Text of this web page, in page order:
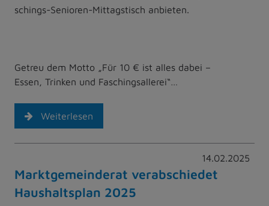
schings-Senioren-Mittagstisch anbieten.
Getreu dem Motto „Für 10 € ist alles dabei –
Essen, Trinken und Faschingsallerei“…
Weiterlesen
14.02.2025
Marktgemeinderat verabschiedet
Haushaltsplan 2025